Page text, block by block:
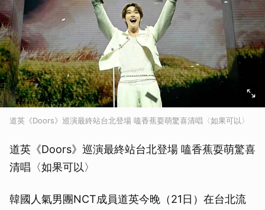
道英《Doors》巡演最終站台北登場 嗑香蕉耍萌驚喜清唱〈如果可以〉
道英《Doors》巡演最終站台北登場 嗑香蕉耍萌驚喜
清唱〈如果可以〉
韓國人氣男團NCT成員道英今晚（21日）在台北流